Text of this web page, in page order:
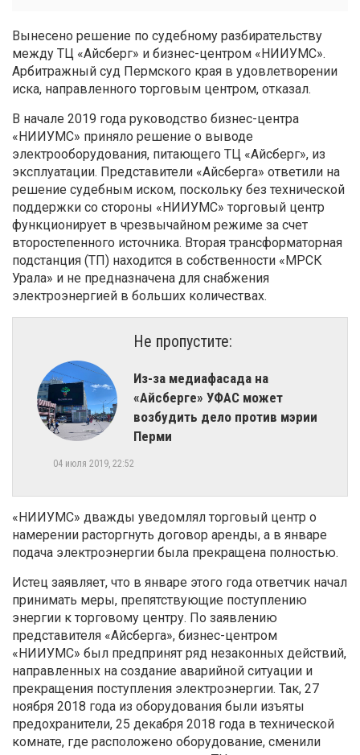
Вынесено решение по судебному разбирательству
между ТЦ «Айсберг» и бизнес-центром «НИИУМС».
Арбитражный суд Пермского края в удовлетворении
иска, направленного торговым центром, отказал.
В начале 2019 года руководство бизнес-центра
«НИИУМС» приняло решение о выводе
электрооборудования, питающего ТЦ «Айсберг», из
эксплуатации. Представители «Айсберга» ответили на
решение судебным иском, поскольку без технической
поддержки со стороны «НИИУМС» торговый центр
функционирует в чрезвычайном режиме за счет
второстепенного источника. Вторая трансформаторная
подстанция (ТП) находится в собственности «МРСК
Урала» и не предназначена для снабжения
электроэнергией в больших количествах.
Не пропустите:
Из-за медиафасада на
«Айсберге» УФАС может
возбудить дело против мэрии
Перми
04 июля 2019, 22:52
«НИИУМС» дважды уведомлял торговый центр о
намерении расторгнуть договор аренды, а в январе
подача электроэнергии была прекращена полностью.
Истец заявляет, что в январе этого года ответчик начал
принимать меры, препятствующие поступлению
энергии к торговому центру. По заявлению
представителя «Айсберга», бизнес-центром
«НИИУМС» был предпринят ряд незаконных действий,
направленных на создание аварийной ситуации и
прекращения поступления электроэнергии. Так, 27
ноября 2018 года из оборудования были изъяты
предохранители, 25 декабря 2018 года в технической
комнате, где расположено оборудование, сменили